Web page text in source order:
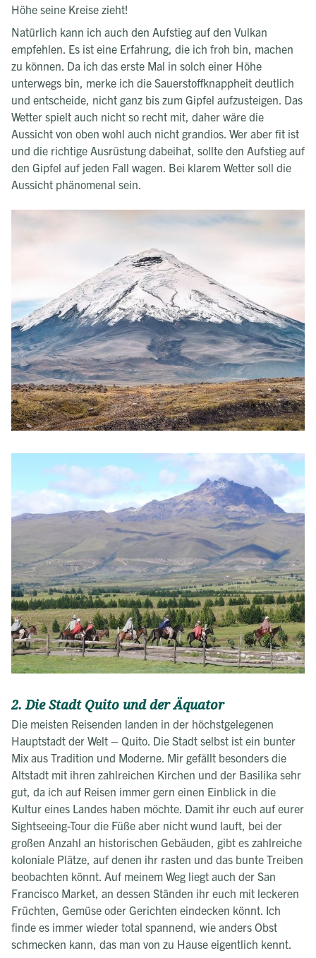
Höhe seine Kreise zieht!
Natürlich kann ich auch den Aufstieg auf den Vulkan
empfehlen. Es ist eine Erfahrung, die ich froh bin, machen
zu können. Da ich das erste Mal in solch einer Höhe
unterwegs bin, merke ich die Sauerstoffknappheit deutlich
und entscheide, nicht ganz bis zum Gipfel aufzusteigen. Das
Wetter spielt auch nicht so recht mit, daher wäre die
Aussicht von oben wohl auch nicht grandios. Wer aber fit ist
und die richtige Ausrüstung dabeihat, sollte den Aufstieg auf
den Gipfel auf jeden Fall wagen. Bei klarem Wetter soll die
Aussicht phänomenal sein.
2. Die Stadt Quito und der Äquator
Die meisten Reisenden landen in der höchstgelegenen
Hauptstadt der Welt – Quito. Die Stadt selbst ist ein bunter
Mix aus Tradition und Moderne. Mir gefällt besonders die
Altstadt mit ihren zahlreichen Kirchen und der Basilika sehr
gut, da ich auf Reisen immer gern einen Einblick in die
Kultur eines Landes haben möchte. Damit ihr euch auf eurer
Sightseeing-Tour die Füße aber nicht wund lauft, bei der
großen Anzahl an historischen Gebäuden, gibt es zahlreiche
koloniale Plätze, auf denen ihr rasten und das bunte Treiben
beobachten könnt. Auf meinem Weg liegt auch der San
Francisco Market, an dessen Ständen ihr euch mit leckeren
Früchten, Gemüse oder Gerichten eindecken könnt. Ich
finde es immer wieder total spannend, wie anders Obst
schmecken kann, das man von zu Hause eigentlich kennt.